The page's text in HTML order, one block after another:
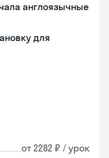
англоязычные
для
от 2282 ₽ / урок